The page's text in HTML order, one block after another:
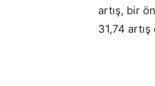
artış, bir
31,74